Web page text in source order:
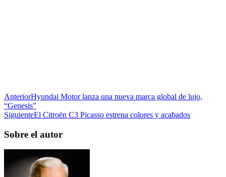
AnteriorHyundai Motor lanza una nueva marca global de lujo,
“Genesis”
SiguienteEl Citroën C3 Picasso estrena colores y acabados
Sobre el autor